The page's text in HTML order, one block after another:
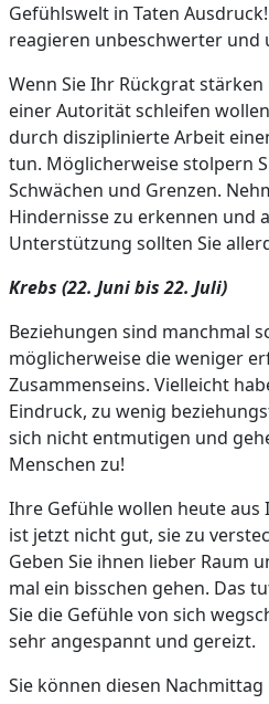
Gefühlswelt in Taten
reagieren unbeschwerter und
Wenn Sie Ihr Rückgrat
einer Autorität schleifen
durch disziplinierte Arbeit
tun. Möglicherweise stolpern
Schwächen und Grenzen.
Hindernisse zu erkennen und
Unterstützung sollten Sie
Krebs (22. Juni bis 22. Juli)
Beziehungen sind manchmal
möglicherweise die weniger
Zusammenseins. Vielleicht
Eindruck, zu wenig
sich nicht entmutigen und
Menschen zu!
Ihre Gefühle wollen heute aus
ist jetzt nicht gut, sie zu
Geben Sie ihnen lieber Raum
mal ein bisschen gehen. Das
Sie die Gefühle von sich
sehr angespannt und gereizt.
Sie können diesen